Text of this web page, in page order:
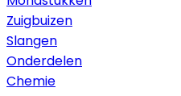
Zuigbuizen
Slangen
Onderdelen
Chemie